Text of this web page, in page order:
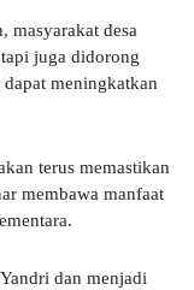
masyarakat desa
juga didorong
meningkatkan
terus memastikan
membawa manfaat
dan menjadi